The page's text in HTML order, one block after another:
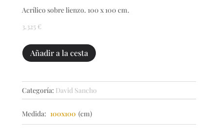
Acrílico sobre lienzo. 100 x 100 cm.
3.325 €
OTOÑO
EN
CONCEPCIÓN
cantidad
Añadir a la cesta
Categoría: David Sancho
Medida: 100x100 (cm)